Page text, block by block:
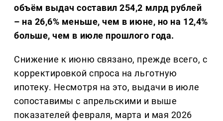
объём выдач составил 254,2 млрд рублей
– на 26,6% меньше, чем в июне, но на 12,4%
больше, чем в июле прошлого года.
Снижение к июню связано, прежде всего, с
корректировкой спроса на льготную
ипотеку. Несмотря на это, выдачи в июле
сопоставимы с апрельскими и выше
показателей февраля, марта и мая 2026